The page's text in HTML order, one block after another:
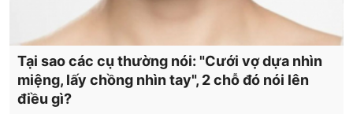
Tại sao các cụ thường nói: "Cưới vợ dựa nhìn
miệng, lấy chồng nhìn tay", 2 chỗ đó nói lên
điều gì?